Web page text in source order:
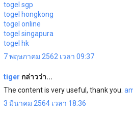
togel sgp
togel hongkong
togel online
togel singapura
togel hk
7 พฤษภาคม 2562 เวลา 09:37
tiger กล่าวว่า...
The content is very useful, thank you.
3 มีนาคม 2564 เวลา 18:36